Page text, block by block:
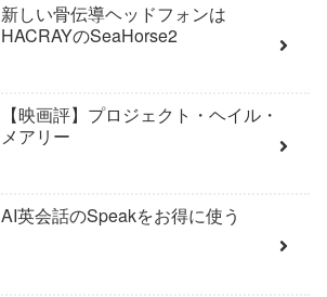
新しい骨伝導ヘッドフォンは
HACRAYのSeaHorse2
【映画評】プロジェクト・ヘイル・
メアリー
AI英会話のSpeakをお得に使う